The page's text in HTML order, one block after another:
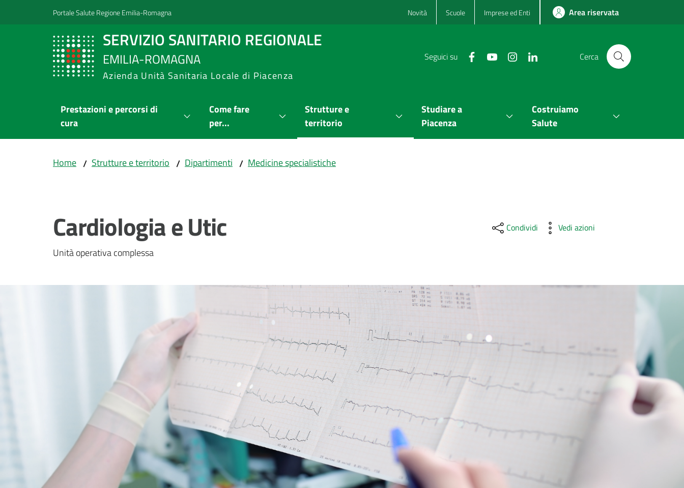
Vai al contenuto
Vai alla navigazionePortale Salute Regione Emilia-Romagna Novità Scuole Imprese ed Enti Area riservata
SERVIZIO SANITARIO REGIONALE
EMILIA-ROMAGNA
Azienda Unità Sanitaria Locale di Piacenza
Seguici su Cerca
Prestazioni e percorsi di
cura
Come fare
per...
Strutture e
territorio
Studiare a
Piacenza
Costruiamo
Salute
Home / Strutture e territorio / Dipartimenti / Medicine specialistiche
Cardiologia e Utic
Unità operativa complessa
Condividi Vedi azioni